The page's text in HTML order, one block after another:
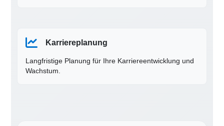
Karriereplanung
Langfristige Planung für Ihre Karriereentwicklung und
Wachstum.